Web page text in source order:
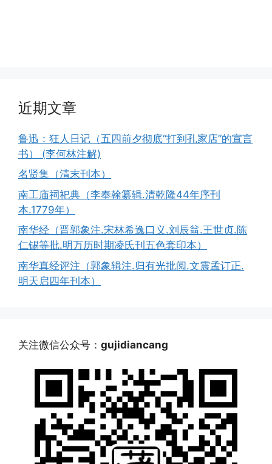
近期文章
鲁迅：狂人日记（五四前夕彻底“打到孔家店”的宣言
书） (李何林注解)
名贤集（清末刊本）
南工庙祠祀典（李奉翰纂辑.清乾隆44年序刊
本.1779年）
南华经（晋郭象注.宋林希逸口义.刘辰翁.王世贞.陈
仁锡等批.明万历时期凌氏刊五色套印本）
南华真经评注（郭象辑注.归有光批阅.文震孟订正.
明天启四年刊本）
关注微信公众号： gujidiancang